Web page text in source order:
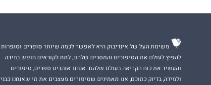
משימת העל של אינדיבוק היא לאפשר לכמה שיותר סופרים וסופרות
להפיץ לעולם את הסיפורים והמסרים שלהם, לתת לקוראים חופש בחירה
והעשיר את כוח הקריאה בעולם שלהם. אנחנו אוהבים ספרים, סיפורים
ולמידה, בדיוק כמוכם, אנו מאמינים שסיפורים מעצבים את מי שאנחנו כבני